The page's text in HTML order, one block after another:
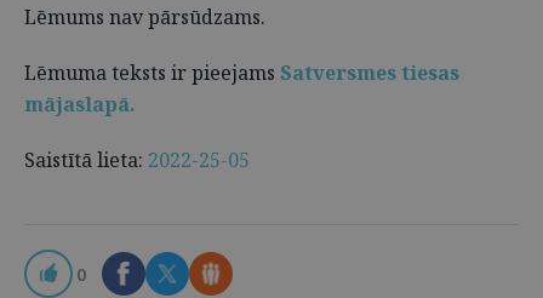
Lēmums nav pārsūdzams.
Lēmuma teksts ir pieejams Satversmes tiesas
mājaslapā.
Saistītā lieta: 2022-25-05
0